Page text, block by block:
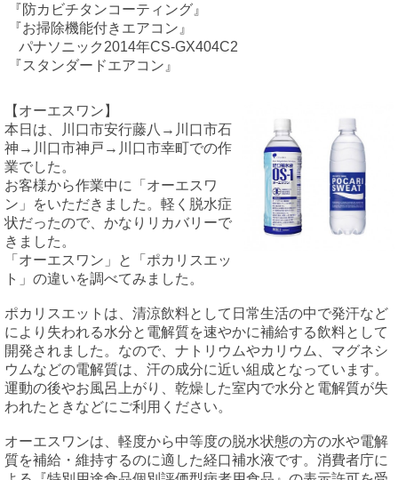
『防カビチタンコーティング』
『お掃除機能付きエアコン』
パナソニック 2014年CS-GX404C2
『スタンダードエアコン』
【オーエスワン】
本日は、川口市安行藤八 → 川口市石
神 → 川口市神戸 → 川口市幸町での作
業でした。
お客様から作業中に「オーエスワ
ン」をいただきました。軽く脱水症
状だったので、かなりリカバリーで
きました。
「オーエスワン」と「ポカリスエッ
ト」の違いを調べてみました。
ポカリスエット は、清涼飲料として日常生活の中で発汗など
により失われる水分と電解質を速やかに補給する飲料として
開発されました。なので、ナトリウムやカリウム、マグネシ
ウムなどの電解質は、汗の成分に近い組成となっています。
運動の後やお風呂上がり、乾燥した室内で水分と電解質が失
われたときなどにご利用ください。
オーエスワンは、軽度から中等度の脱水状態の方の水や電解
質を補給・維持するのに適した経口補水液です。消費者庁に